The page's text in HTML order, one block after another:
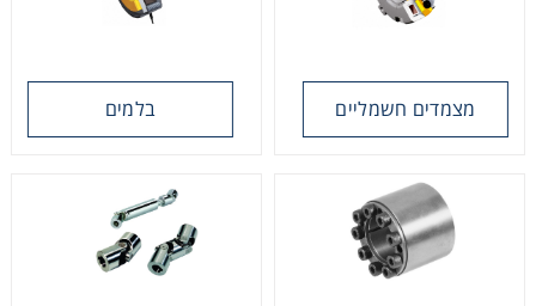
מצמדים חשמליים בלמים פיקוד ובקרה
רשתות ואביזרי מסוע